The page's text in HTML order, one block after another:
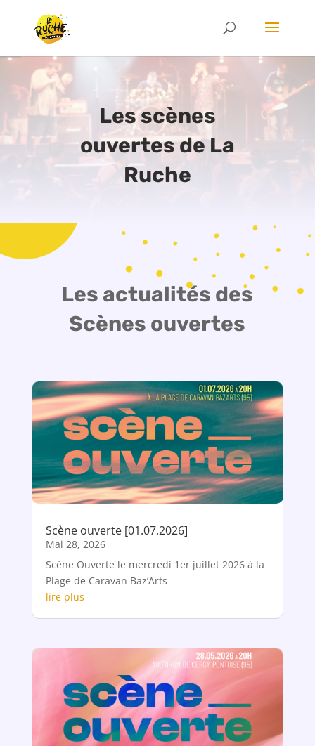
Les scènes
ouvertes de La
Ruche
Les actualités des
Scènes ouvertes
Scène ouverte [01.07.2026]
Mai 28, 2026
Scène Ouverte le mercredi 1er juillet 2026 à la
Plage de Caravan Baz’Arts
lire plus